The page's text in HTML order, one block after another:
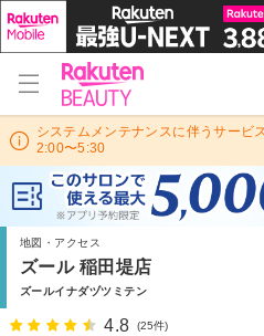
システムメンテナンスに伴うサービ
2:00〜5:30
地図・アクセス
ズール 稲田堤店
ズールイナダヅツミテン
4.8 (25件)